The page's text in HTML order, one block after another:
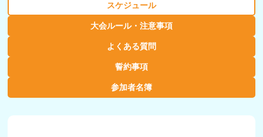
スケジュール
大会ルール・注意事項
よくある質問
誓約事項
参加者名簿